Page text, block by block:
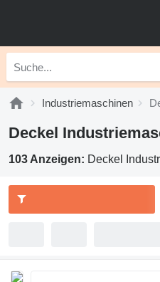
Industriemaschinen
Deckel
103 Anzeigen: Deckel